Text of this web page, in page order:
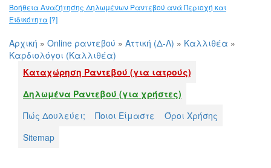
Βοήθεια Αναζήτησης Δηλωμένων Ραντεβού ανά Περιοχή και
Ειδικότητα[?]
Αρχική » Online ραντεβού » Αττική (Δ-Λ) » Καλλιθέα »
Καρδιολόγοι (Καλλιθέα)
Καταχώρηση Ραντεβού (για ιατρούς)
Δηλωμένα Ραντεβού (για χρήστες)
Πώς Δουλεύει;
Ποιοι Είμαστε
Όροι Χρήσης
Sitemap